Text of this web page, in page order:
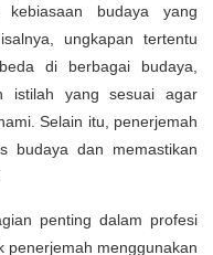
budaya yang
ungkapan tertentu
di berbagai budaya,
istilah yang sesuai agar
Selain itu, penerjemah
budaya dan memastikan
penting dalam profesi
penerjemah menggunakan